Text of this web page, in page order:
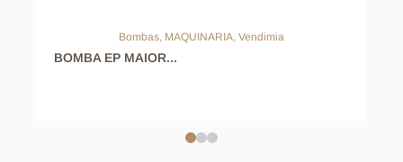
Bombas, MAQUINARIA, Vendimia
BOMBA EP MAIOR...